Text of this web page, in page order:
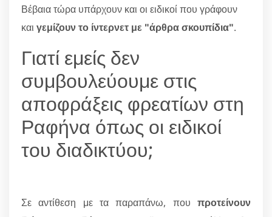
Βέβαια τώρα υπάρχουν και οι ειδικοί που γράφουν
και γεμίζουν το ίντερνετ με "άρθρα σκουπίδια".
Γιατί εμείς δεν
συμβουλεύουμε στις
αποφράξεις φρεατίων στη
Ραφήνα όπως οι ειδικοί
του διαδικτύου;
Σε αντίθεση με τα παραπάνω, που προτείνουν